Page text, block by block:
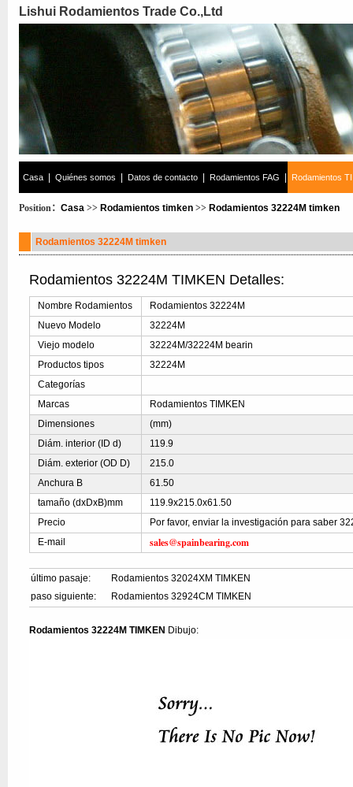
Lishui Rodamientos Trade Co.,Ltd
Casa Quiénes somos Datos de contacto Rodamientos FAG Rodamientos
Position： Casa >> Rodamientos timken >> Rodamientos 32224M timken
Rodamientos 32224M timken
Rodamientos 32224M TIMKEN Detalles:
Nombre Rodamientos
Rodamientos 32224M
Nuevo Modelo
32224M
Viejo modelo
32224M/32224M bearin
Productos tipos
32224M
Categorías
Marcas
Rodamientos TIMKEN
Dimensiones
(mm)
Diám. interior (ID d)
119.9
Diám. exterior (OD D)
215.0
Anchura B
61.50
tamaño (dxDxB)mm
119.9x215.0x61.50
Precio
Por favor, enviar la investigación para saber
E-mail
sales@spainbearing.com
último pasaje:
Rodamientos 32024XM TIMKEN
paso siguiente:
Rodamientos 32924CM TIMKEN
Rodamientos 32224M TIMKEN Dibujo: